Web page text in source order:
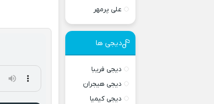
علی پرمهر
دیجی ها
دیجی فریبا
دیجی هیجران
دیجی کیمیا